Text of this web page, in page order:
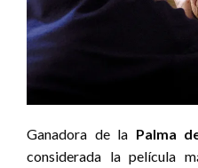
Ganadora de la Palma
considerada la película